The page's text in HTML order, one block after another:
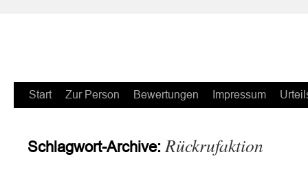
Zum
springen
Start Zur Person Bewertungen Impressum
Schlagwort-Archive:Rückrufaktion